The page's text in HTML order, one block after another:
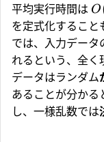
平均実行時間は O
を定式化すること
では、入力データ
れるという、全く
データはランダム
あることが分かる
し、一様乱数では